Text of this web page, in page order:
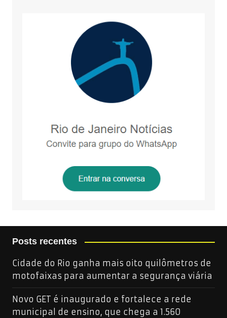
Posts recentes
Cidade do Rio ganha mais oito quilômetros de
motofaixas para aumentar a segurança viária
Novo GET é inaugurado e fortalece a rede
municipal de ensino, que chega a 1.560